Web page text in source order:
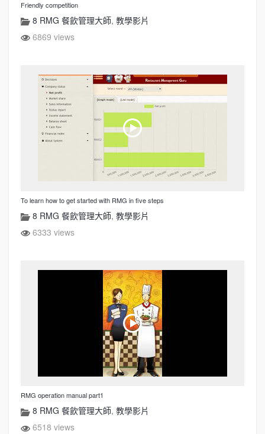
Friendly competition
8 RMG 餐飲管理大師, 教學影片
6869 views
To learn how to get started with RMG in five steps
8 RMG 餐飲管理大師, 教學影片
6333 views
RMG operation manual part1
8 RMG 餐飲管理大師, 教學影片
6518 views